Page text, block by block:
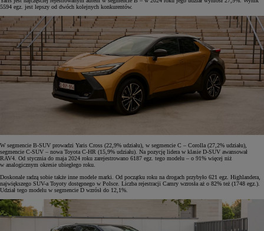
5594 egz. jest lepszy od dwóch kolejnych konkurentów.
W segmencie B-SUV prowadzi Yaris Cross (22,9% udziału), w segmencie C – Corolla (27,2% udziału),
segmencie C-SUV – nowa Toyota C-HR (15,9% udziału). Na pozycję lidera w klasie D-SUV awansował
RAV4. Od stycznia do maja 2024 roku zarejestrowano 6187 egz. tego modelu – o 91% więcej niż
w analogicznym okresie ubiegłego roku.
Doskonale radzą sobie także inne modele marki. Od początku roku na drogach przybyło 621 egz. Highlandera,
największego SUV-a Toyoty dostępnego w Polsce. Liczba rejestracji Camry wzrosła aż o 82% też (1748 egz.).
Udział tego modelu w segmencie D wzrósł do 12,1%.